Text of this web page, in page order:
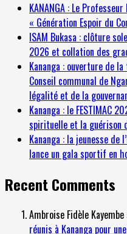
KANANGA : Le
« Génération Espoir du
ISAM Bukasa : clôture
2026 et collation des
Kananga : ouverture de
Conseil communal de
légalité et de la
Kananga : le FESTIMAC
spirituelle et la guérison
Kananga : la jeunesse de
lance un gala sportif en
Recent Comments
Ambroise Fidèle Kayembe
réunis à Kananga pour